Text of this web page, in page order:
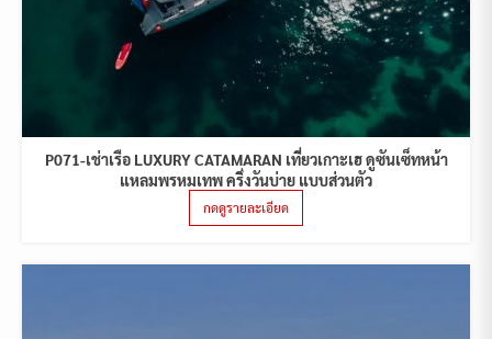
P071-เช่าเรือ LUXURY CATAMARAN เที่ยวเกาะเฮ ดูซันเซ็ทหน้า
แหลมพรหมเทพ ครึ่งวันบ่าย แบบส่วนตัว
กดดูรายละเอียด